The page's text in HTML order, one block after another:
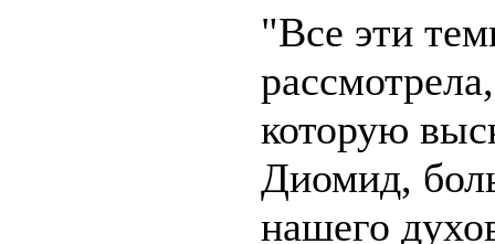
"Все эти
которую
Диомид,
нашего